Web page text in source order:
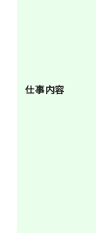
仕事内容